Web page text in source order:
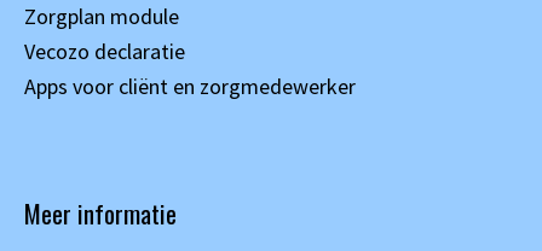
Zorgplan module
Vecozo declaratie
Apps voor cliënt en zorgmedewerker
Meer informatie